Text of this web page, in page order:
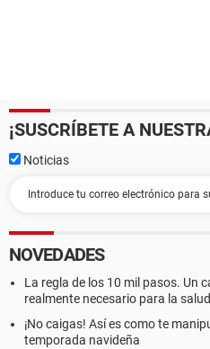
¡SUSCRÍBETE A
Noticias
NOVEDADES
La regla de los 10 mil pasos. Un
realmente necesario para la salud
¡No caigas! Así es como te
temporada navideña